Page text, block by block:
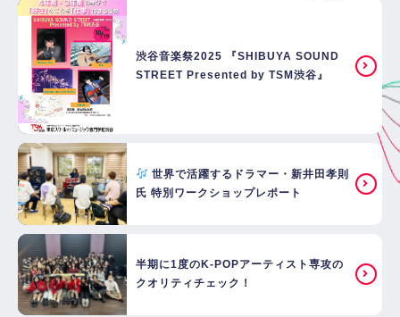
渋谷音楽祭2025 『SHIBUYA SOUND
STREET Presented by TSM渋谷』
世界で活躍するドラマー・新井田孝則
氏 特別ワークショップレポート
半期に1度のK-POPアーティスト専攻の
クオリティチェック！